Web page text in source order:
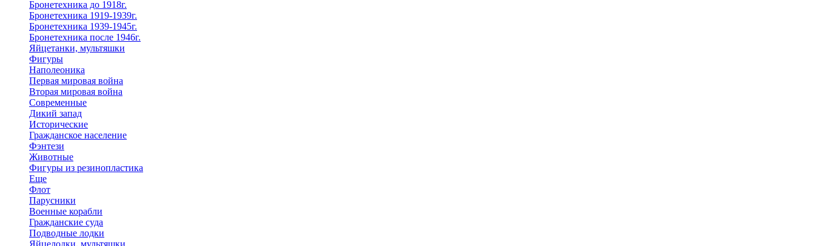
Бронетехника до 1918г.
Бронетехника 1919-1939г.
Бронетехника 1939-1945г.
Бронетехника после 1946г.
Яйцетанки, мультяшки
Фигуры
Наполеоника
Первая мировая война
Вторая мировая война
Современные
Дикий запад
Исторические
Гражданское население
Фэнтези
Животные
Фигуры из резинопластика
Еще
Флот
Парусники
Военные корабли
Гражданские суда
Подводные лодки
Яйцелодки, мультяшки